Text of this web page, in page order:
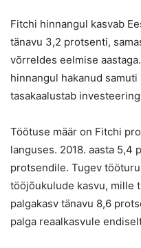
Fitchi hinnangul kasvab
tänavu 3,2 protsenti,
võrreldes eelmise
hinnangul hakanud
tasakaalustab
Töötuse määr on Fitchi
languses. 2018. aasta 5,4
protsendile. Tugev
tööjõukulude kasvu, mille
palgakasv tänavu 8,6
palga reaalkasvule